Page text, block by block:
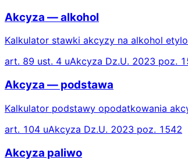
Akcyza — alkohol
Kalkulator stawki akcyzy na alkohol
art. 89 ust. 4 uAkcyza Dz.U. 2023 poz.
Akcyza — podstawa
Kalkulator podstawy opodatkowania
art. 104 uAkcyza Dz.U. 2023 poz. 1542
Akcyza paliwo